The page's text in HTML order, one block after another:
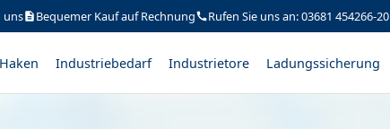
uns Bequemer Kauf auf Rechnung Rufen Sie uns an: 03681 454266-20
Industriebedarf Industrietore Ladungssicherung